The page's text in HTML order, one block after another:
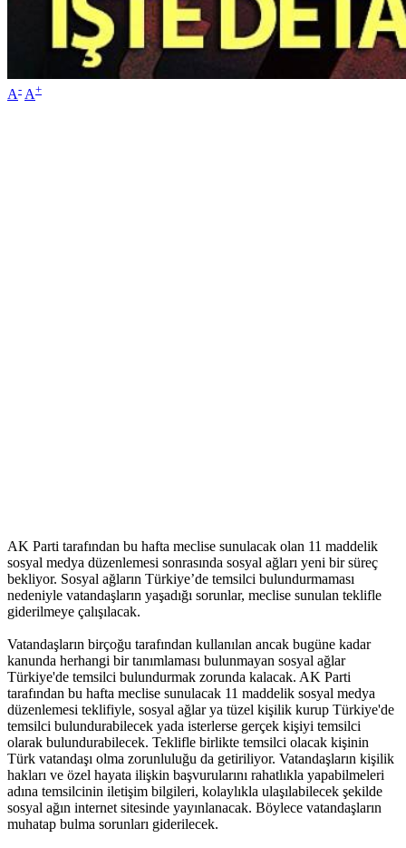
A- A+
AK Parti tarafından bu hafta meclise sunulacak olan 11 maddelik
sosyal medya düzenlemesi sonrasında sosyal ağları yeni bir süreç
bekliyor. Sosyal ağların Türkiye’de temsilci bulundurmaması
nedeniyle vatandaşların yaşadığı sorunlar, meclise sunulan teklifle
giderilmeye çalışılacak.
Vatandaşların birçoğu tarafından kullanılan ancak bugüne kadar
kanunda herhangi bir tanımlaması bulunmayan sosyal ağlar
Türkiye'de temsilci bulundurmak zorunda kalacak. AK Parti
tarafından bu hafta meclise sunulacak 11 maddelik sosyal medya
düzenlemesi teklifiyle, sosyal ağlar ya tüzel kişilik kurup Türkiye'de
temsilci bulundurabilecek yada isterlerse gerçek kişiyi temsilci
olarak bulundurabilecek. Teklifle birlikte temsilci olacak kişinin
Türk vatandaşı olma zorunluluğu da getiriliyor. Vatandaşların kişilik
hakları ve özel hayata ilişkin başvurularını rahatlıkla yapabilmeleri
adına temsilcinin iletişim bilgileri, kolaylıkla ulaşılabilecek şekilde
sosyal ağın internet sitesinde yayınlanacak. Böylece vatandaşların
muhatap bulma sorunları giderilecek.